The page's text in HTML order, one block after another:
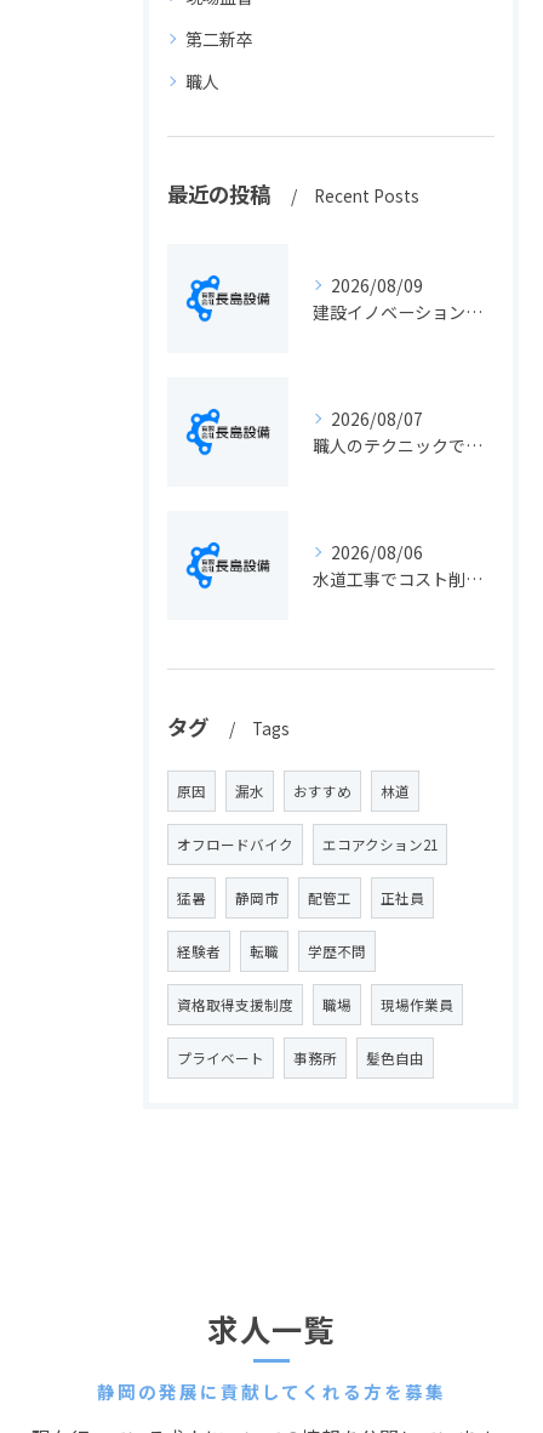
第二新卒
職人
最近の投稿 Recent Posts
2026/08/09
建設イノベーションの最新動向と実務に活きる導入ポイント総まとめ
2026/08/07
職人のテクニックで出会う静岡県静岡市の伝統工芸と学びの魅力徹底解説
2026/08/06
水道工事でコスト削減を実現する静岡県静岡市の手続きと費用見直しポイント
タグ Tags
原因 漏水 おすすめ 林道
オフロードバイク エコアクション21
猛暑 静岡市 配管工 正社員
経験者 転職 学歴不問
資格取得支援制度 職場 現場作業員
プライベート 事務所 髪色自由
静岡の発展に貢献してくれる方を募集
求人一覧